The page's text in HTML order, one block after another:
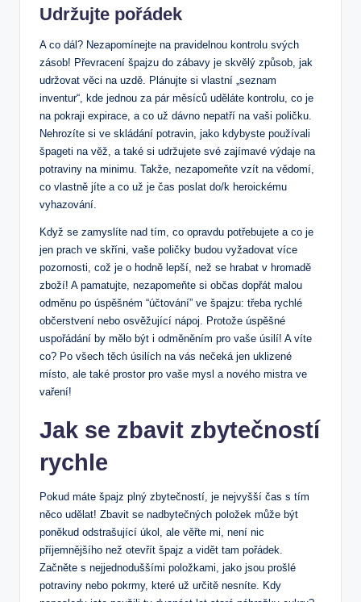
Udržujte pořádek
A co dál? Nezapomínejte na pravidelnou kontrolu svých
zásob! Převracení špajzu do zábavy je skvělý způsob, jak
udržovat věci na uzdě. Plánujte si vlastní „seznam
inventur“, kde jednou za pár měsíců uděláte kontrolu, co je
na pokraji expirace, a co už dávno nepatří na vaši poličku.
Nehrozíte si ve skládání potravin, jako kdybyste používali
špageti na věž, a také si udržujete své zajímavé výdaje na
potraviny na minimu. Takže, nezapomeňte vzít na vědomí,
co vlastně jíte a co už je čas poslat do/k heroickému
vyhazování.
Když se zamyslíte nad tím, co opravdu potřebujete a co je
jen prach ve skříni, vaše poličky budou vyžadovat více
pozornosti, což je o hodně lepší, než se hrabat v hromadě
zboží! A pamatujte, nezapomeňte si občas dopřát malou
odměnu po úspěšném “účtování” ve špajzu: třeba rychlé
občerstvení nebo osvěžující nápoj. Protože úspěšné
uspořádání by mělo být i odměněním pro vaše úsilí! A víte
co? Po všech těch úsilích na vás nečeká jen uklizené
místo, ale také prostor pro vaše mysl a nového mistra ve
vaření!
Jak se zbavit zbytečností
rychle
Pokud máte špajz plný zbytečností, je nejvyšší čas s tím
něco udělat! Zbavit se nadbytečných položek může být
poněkud odstrašující úkol, ale věřte mi, není nic
příjemnějšího než otevřít špajz a vidět tam pořádek.
Začněte s nejjednoduššími položkami, jako jsou prošlé
potraviny nebo pokrmy, které už určitě nesníte. Kdy